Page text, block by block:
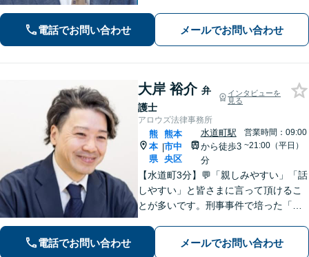
局・証券会社」勤務で培った税の知識
を生かし、依頼者に寄り添った強いパ
電話でお問い合わせ メールでお問い合わせ
大岸 裕介 弁
護士
インタビューを
見る
アロウズ法律事務所
熊
本
県
|
熊本
市中
央区
水道町駅
から徒歩3
分
営業時間：09:00
~21:00（平日）
【水道町3分】💬「親しみやすい」「話
しやすい」と皆さまに言って頂けるこ
とが多いです。刑事事件で培った「交
れるのが最大の強み◎【刑事事件／警
察に呼び出されている方▶︎電話相談0
電話でお問い合わせ メールでお問い合わせ